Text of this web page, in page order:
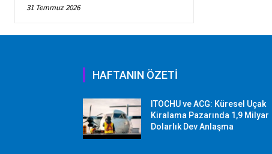
31 Temmuz 2026
HAFTANIN ÖZETİ
ITOCHU ve ACG: Küresel Uçak
Kiralama Pazarında 1,9 Milyar
Dolarlık Dev Anlaşma